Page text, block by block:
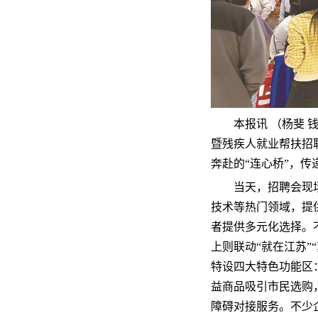
本报讯 （杨斐
暨残疾人就业帮扶招
奔赴的“连心桥”，传
当天，招聘会现
技术等热门领域，提
者提供多元化选择。
上则联动“就在江苏
特设四大特色功能区
益商品吸引市民选购
障碍对接服务。不